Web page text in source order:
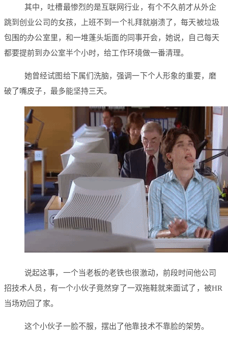
其中，吐槽最惨烈的是互联网行业，有个不久前才从外企
跳到创业公司的女孩，上班不到一个礼拜就崩溃了，每天被垃圾
包围的办公室里，和一堆蓬头垢面的同事开会，她说，自己每天
都要提前到办公室半个小时，给工作环境做一番清理。
她曾经试图给下属们洗脑，强调一下个人形象的重要，磨
破了嘴皮子，最多能坚持三天。
说起这事，一个当老板的老铁也很激动，前段时间他公司
招技术人员，有一个小伙子竟然穿了一双拖鞋就来面试了，被HR
当场劝回了家。
这个小伙子一脸不服，摆出了他靠技术不靠脸的架势。